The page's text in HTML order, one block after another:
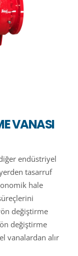
VANASI
endüstriyel
tasarruf
hale
değiştirme
değiştirme
vanalardan alır